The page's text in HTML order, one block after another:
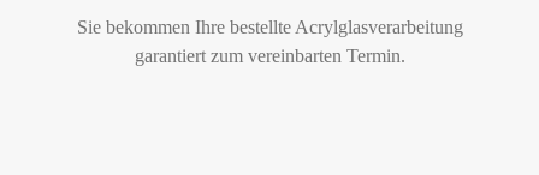
Sie bekommen Ihre bestellte Acrylglasverarbeitung
garantiert zum vereinbarten Termin.